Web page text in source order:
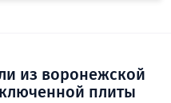
из воронежской
плиты